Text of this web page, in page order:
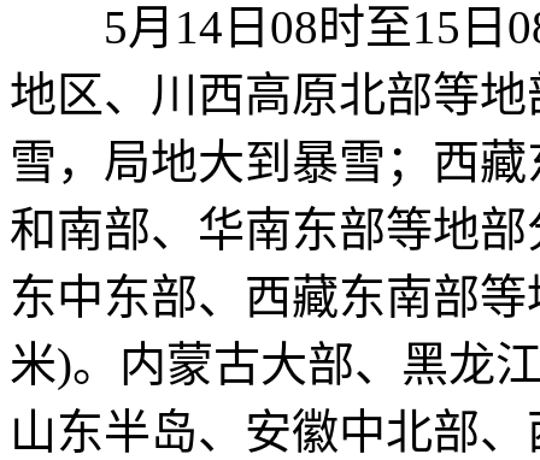
5月14日08时至15日
地区、川西高原北部等
雪，局地大到暴雪；西
和南部、华南东部等地
东中东部、西藏东南部
米)。内蒙古大部、黑龙
山东半岛、安徽中北部